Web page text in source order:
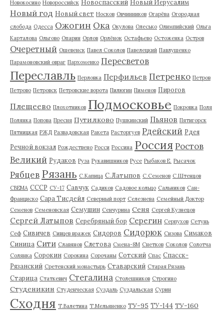
Новокосино Новороссийск Новоспасский Новый Иерусалим
Новый год Новый свет Носков Овчинников Огарёва Огородная
слобода Одесса Ожогин Ока Окулова Олесько Олимпийский Ольга
Карталова Ольгово Опарин Орлов Орлёнок Остафьево Остоженка Остров
Очеретный Ошевенск Павел Соколов Павелецкий Павлушенко
Парамоновский овраг Пархоменко Пересветов
Переславль Перловка Перфильев Петренко Петров
Петрово Петровск Петровские ворота Пилюгин Пименов Пирогов
Плещеево Плохотников Подмосковье Покровка Поля
Полянка Попова Пресня Путилково Пушкинский Пьянов Пятигорск
Пятницкая РЖД Развадовская Ракета Расторгуев Рдейский Рдея
Речной вокзал Рождествено Росси Россина Россия Ростов
Великий Рудаков Руза Рукавишников Русе Рыбаков Е. Рысачок
Рябцев Рязань С.Капица С.Латыпов С.Семенов С.Штенцов
СВЕМА СССР СУ-17 Савчук Садиков Садовое кольцо Сальников Сан-
Франциско Сара Тисдейл Северный порт Селезнева Семейный Доктор
Семенов Семеновская Семушин Сенчурина Сеня Сергей Кузнецов
Сергей Латыпов Серебряный бор Серегин Серпухов Сетунь
Сеф Сивичев Сивцев вражек Сидоров Сидорюк Сизова Симаков
Синица Сити Славянов Слетова Смена-8М Снетков Соколов Солотча
Солянка Сорокин Сорокина Сорочаны Сотский Спас Спасск-
Рязанский Сретенский монастырь Ставарский Старая Рязань
Старица Статкевич Стегалина Столешников Строгино
Студеникин Студенческая Суздаль Суздальская Сурин
Сходня Т.Валетина Т.Мельяненко ТУ-95 ТУ-144 ТУ-160